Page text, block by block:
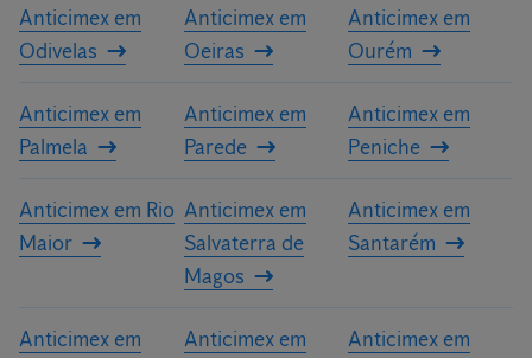
Anticimex em
Odivelas
Anticimex em
Oeiras
Anticimex em
Ourém
Anticimex em
Palmela
Anticimex em
Parede
Anticimex em
Peniche
Anticimex em Rio
Maior
Anticimex em
Salvaterra de
Magos
Anticimex em
Santarém
Anticimex em
Anticimex em
Anticimex em